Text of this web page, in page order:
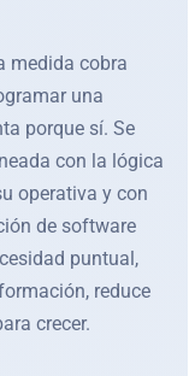
medida cobra
una
porque sí. Se
con la lógica
operativa y con
de software
puntual,
reduce
crecer.